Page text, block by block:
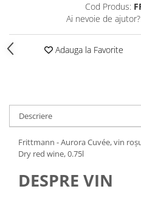
Cod Produs:
Ai nevoie de ajutor?
Adauga la Favorite
Descriere
Frittmann - Aurora Cuvée, vin
Dry red wine, 0.75l
DESPRE VIN